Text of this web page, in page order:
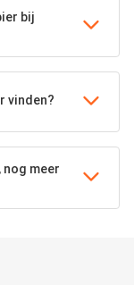
bij
vinden?
meer